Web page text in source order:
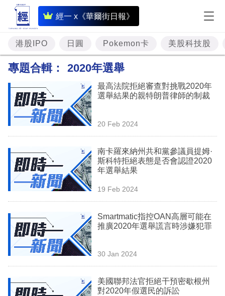
經一 x《華爾街日報》
即
時
財
經
投
資
理
業
科
技
港股IPO 日圓 Pokemon卡 美股科技股
專題合輯： 2020年選舉
最高法院拒絕審查對挑戰2020年
選舉結果的親特朗普律師的制裁
20 Feb 2024
南卡羅來納州共和黨參議員提姆·
斯科特拒絕表態是否會認證2020
年選舉結果
19 Feb 2024
Smartmatic指控OAN高層可能在
推廣2020年選舉謊言時涉嫌犯罪
30 Jan 2024
美國聯邦法官拒絕干預密歇根州
對2020年假選民的訴訟